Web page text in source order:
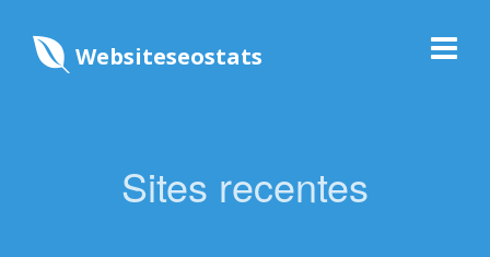
Websiteseostats
Sites recentes